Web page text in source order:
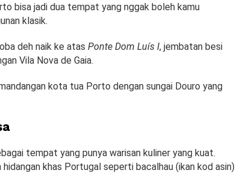
bisa jadi dua tempat yang nggak boleh kamu
klasik.
deh naik ke atas Ponte Dom Luís I, jembatan besi
Vila Nova de Gaia.
kota tua Porto dengan sungai Douro yang
tempat yang punya warisan kuliner yang kuat.
khas Portugal seperti bacalhau (ikan kod asin)